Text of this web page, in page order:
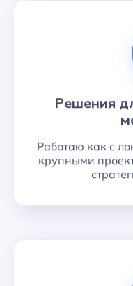
Решения
Работаю как с
крупными